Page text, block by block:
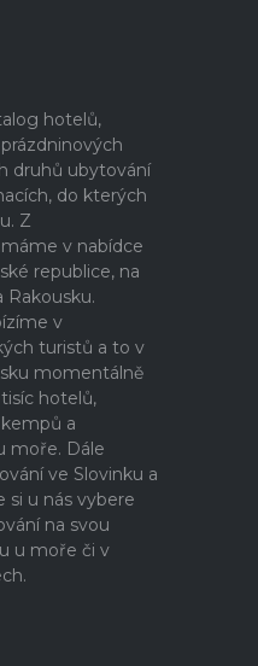
hotelů,
druhů ubytování
do kterých
Z
v nabídce
republice, na
Rakousku.
v
turistů a to v
momentálně
hotelů,
a
moře. Dále
ve Slovinku a
si u nás vybere
na svou
u moře či v